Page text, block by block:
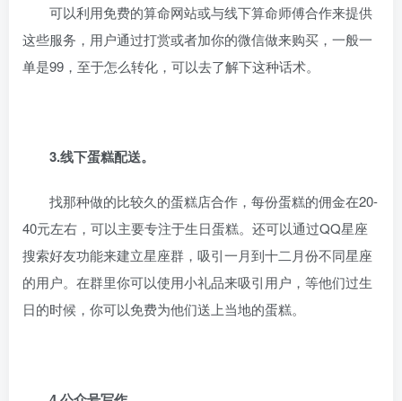
可以利用免费的算命网站或与线下算命师傅合作来提供
这些服务，用户通过打赏或者加你的微信做来购买，一般一
单是99，至于怎么转化，可以去了解下这种话术。
3.线下蛋糕配送。
找那种做的比较久的蛋糕店合作，每份蛋糕的佣金在20-
40元左右，可以主要专注于生日蛋糕。还可以通过QQ星座
搜索好友功能来建立星座群，吸引一月到十二月份不同星座
的用户。在群里你可以使用小礼品来吸引用户，等他们过生
日的时候，你可以免费为他们送上当地的蛋糕。